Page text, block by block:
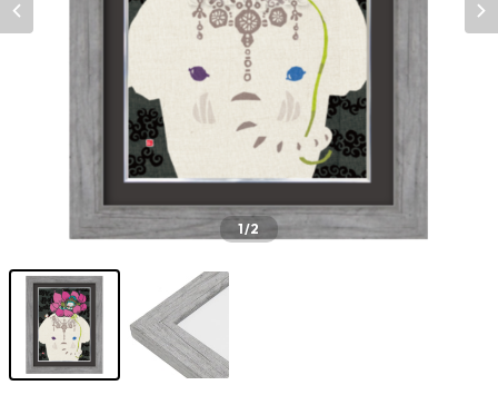
1/2